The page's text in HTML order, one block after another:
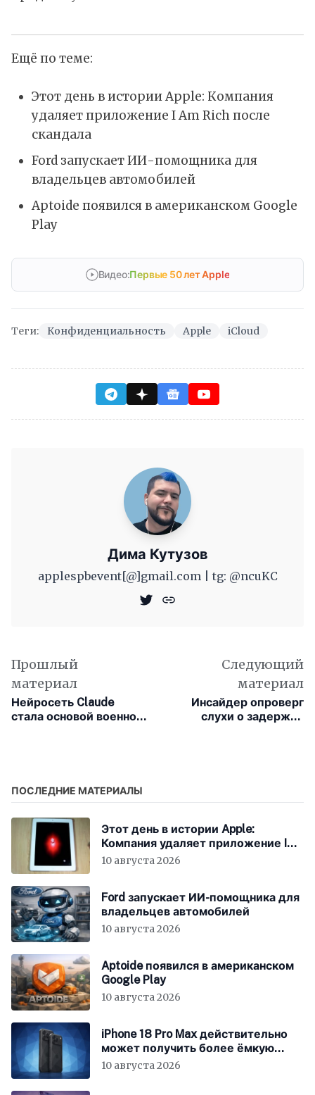
Ещё по теме:
Этот день в истории Apple: Компания
удаляет приложение I Am Rich после
скандала
Ford запускает ИИ-помощника для
владельцев автомобилей
Aptoide появился в американском Google
Play
Видео:Первые 50 лет Apple
Теги: Конфиденциальность Apple iCloud
Дима Кутузов
applespbevent[@]gmail.com | tg: @ncuKC
Прошлый
материал
Нейросеть Claude
стала основой военной
Следующий
материал
Инсайдер опроверг
слухи о задержке
ПОСЛЕДНИЕ МАТЕРИАЛЫ
Этот день в истории Apple:
Компания удаляет приложение I
Am Rich после скандала
10 августа 2026
Ford запускает ИИ-помощника для
владельцев автомобилей
10 августа 2026
Aptoide появился в американском
Google Play
10 августа 2026
iPhone 18 Pro Max действительно
может получить более ёмкую
батарею
10 августа 2026